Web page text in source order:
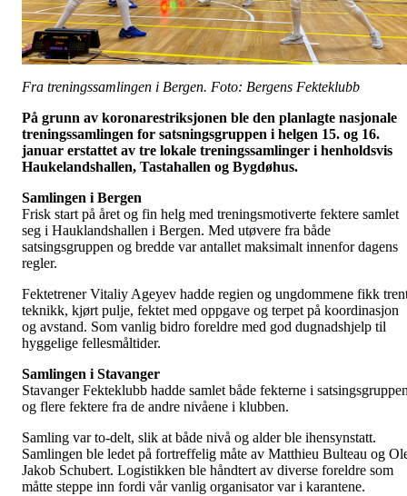
Fra treningssamlingen i Bergen. Foto: Bergens Fekteklubb
På grunn av koronarestriksjonen ble den planlagte nasjonale
treningssamlingen for satsningsgruppen i helgen 15. og 16.
januar erstattet av tre lokale treningssamlinger i henholdsvis
Haukelandshallen, Tastahallen og Bygdøhus.
Samlingen i Bergen
Frisk start på året og fin helg med treningsmotiverte fektere samlet
seg i Hauklandshallen i Bergen. Med utøvere fra både
satsingsgruppen og bredde var antallet maksimalt innenfor dagens
regler.
Fektetrener Vitaliy Ageyev hadde regien og ungdommene fikk
teknikk, kjørt pulje, fektet med oppgave og terpet på koordinasjon
og avstand. Som vanlig bidro foreldre med god dugnadshjelp til
hyggelige fellesmåltider.
Samlingen i Stavanger
Stavanger Fekteklubb hadde samlet både fekterne i
og flere fektere fra de andre nivåene i klubben.
Samling var to-delt, slik at både nivå og alder ble ihensynstatt.
Samlingen ble ledet på fortreffelig måte av Matthieu Bulteau og
Jakob Schubert. Logistikken ble håndtert av diverse foreldre som
måtte steppe inn fordi vår vanlig organisator var i karantene.